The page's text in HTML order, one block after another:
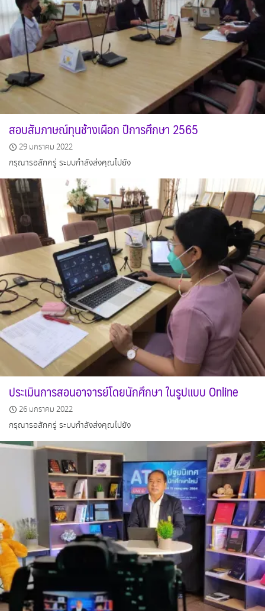
สอบสัมภาษณ์ทุนช้างเผือก ปีการศึกษา 2565
29 มกราคม 2022
กรุณารอสักครู่ ระบบกำลังส่งคุณไปยัง
ประเมินการสอนอาจารย์โดยนักศึกษา ในรูปแบบ Online
26 มกราคม 2022
กรุณารอสักครู่ ระบบกำลังส่งคุณไปยัง